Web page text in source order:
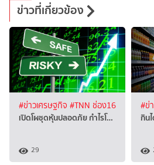
ข่าวที่เกี่ยวข้อง
#ข่าวเศรษฐกิจ #TNN ช่อง16
เปิดโผชุดหุ้นปลอดภัย กำไรโ…
29
#ข่
กิน